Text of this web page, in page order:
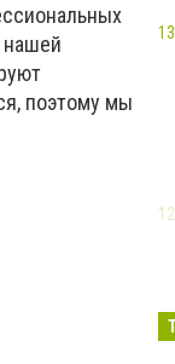
нашей
поэтому мы